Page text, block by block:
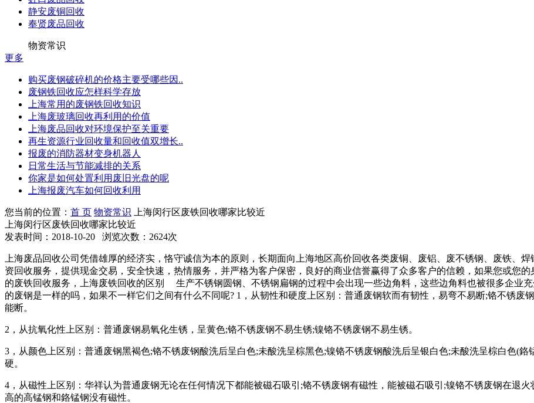
静安废铜回收
奉贤废品回收
物资常识
更多
购买废钢破碎机的价格主要受哪些因..
废钢铁回收应怎样科学存放
上海常用的废钢铁回收知识
上海废玻璃回收再利用的价值
上海废品回收对环境保护至关重要
再生资源行业回收量和回收值双增长..
报废的消防器材变身机器人
日常生活与节能减排的关系
你家是如何处置利用废旧光盘的呢
上海报废汽车如何回收利用
您当前的位置： 首 页 物资常识 上海闵行区废铁回收哪家比较近
上海闵行区废铁回收哪家比较近
发表时间：2018-10-20 浏览次数：2624次
上海废品回收公司凭借雄厚的经济实，恪守诚信为本的原则，长期面向上海地区高价回收各类废铜、废铝、废不锈钢、废铁、
资回收服务，提供现金交易，安全快速，热情服务，并严格为客户保密，良好的商业信誉赢得了众多客户的信赖，如果您或您
的废铁回收服务，上海废铁回收的区别 生产不锈钢圆钢、不锈钢扁钢的过程中会出现一些边角料，这些边角料也被很多企业
的废钢是一样的吗，如果不一样它们之间有什么不同呢? 1，从韧性和硬度上区别：普通废钢软而有韧性，易弯不易断;铬不锈废
能断。
2，从抗氧化性上区别：普通废钢易氧化生锈，呈黄色;铬不锈废钢不易生锈;镍铬不锈废钢不易生锈。
3，从颜色上区别：普通废钢黑褐色;铬不锈废钢酸洗后呈白色;未酸洗呈棕黑色;镍铬不锈废钢酸洗后呈银白色;未酸洗呈棕白色(
硬。
4，从磁性上区别：华祥认为普通废钢无论在任何情况下都能被磁石吸引;铬不锈废钢有磁性，能被磁石吸引;镍铬不锈废钢在退
高的高锰钢和鉻锰钢没有磁性。